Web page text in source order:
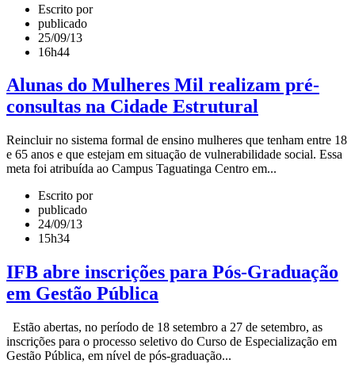
Escrito por
publicado
25/09/13
16h44
Alunas do Mulheres Mil realizam pré-
consultas na Cidade Estrutural
Reincluir no sistema formal de ensino mulheres que tenham entre 18
e 65 anos e que estejam em situação de vulnerabilidade social. Essa
meta foi atribuída ao Campus Taguatinga Centro em...
Escrito por
publicado
24/09/13
15h34
IFB abre inscrições para Pós-Graduação
em Gestão Pública
Estão abertas, no período de 18 setembro a 27 de setembro, as
inscrições para o processo seletivo do Curso de Especialização em
Gestão Pública, em nível de pós-graduação...